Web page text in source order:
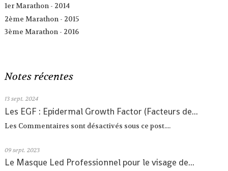
1er Marathon - 2014
2ème Marathon - 2015
3ème Marathon - 2016
Notes récentes
13 sept. 2024
Les EGF : Epidermal Growth Factor (Facteurs de...
Les Commentaires sont désactivés sous ce post....
09 sept. 2023
Le Masque Led Professionnel pour le visage de...